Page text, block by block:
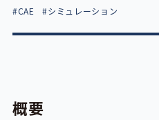
#CAE #シミュレーション
概要